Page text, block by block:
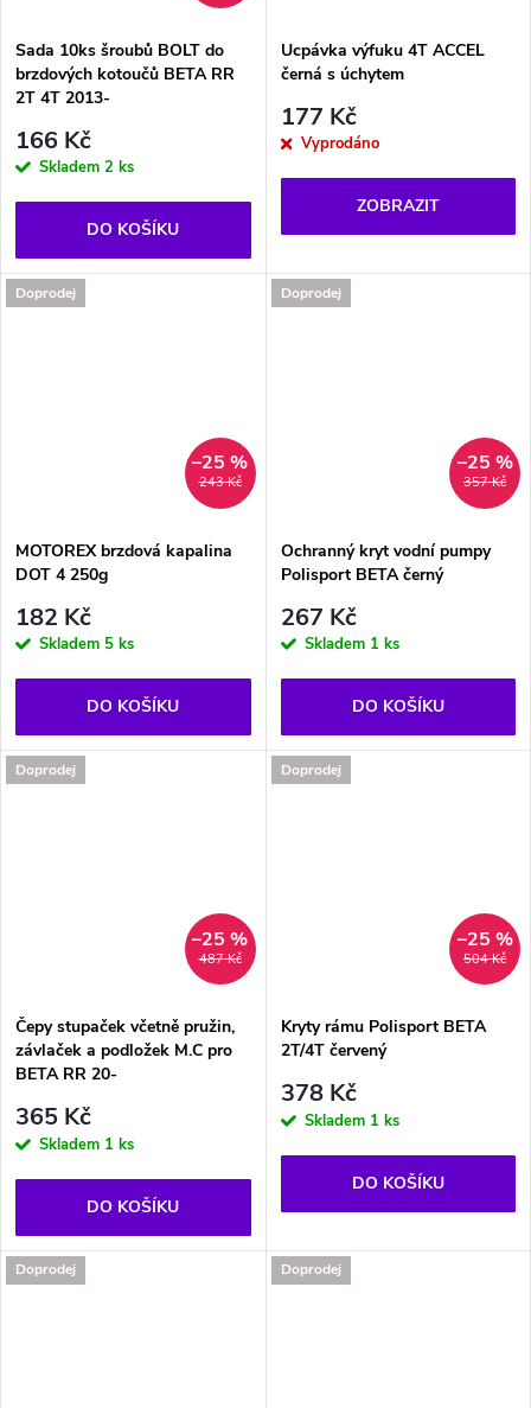
ů
ů
Sada 10ks šroubů BOLT do
brzdových kotoučů BETA RR
2T 4T 2013-
166 Kč
Skladem 2 ks
DO KOŠÍKU
Ucpávka výfuku 4T ACCEL
černá s úchytem
177 Kč
Vyprodáno
ZOBRAZIT
Doprodej
243 Kč
–25 %
MOTOREX brzdová kapalina
DOT 4 250g
182 Kč
Skladem 5 ks
DO KOŠÍKU
Doprodej
357 Kč
–25 %
Ochranný kryt vodní pumpy
Polisport BETA černý
267 Kč
Skladem 1 ks
DO KOŠÍKU
Doprodej
487 Kč
–25 %
Čepy stupaček včetně pružin,
závlaček a podložek M.C pro
BETA RR 20-
365 Kč
Skladem 1 ks
DO KOŠÍKU
Doprodej
504 Kč
–25 %
Kryty rámu Polisport BETA
2T/4T červený
378 Kč
Skladem 1 ks
DO KOŠÍKU
Doprodej Doprodej